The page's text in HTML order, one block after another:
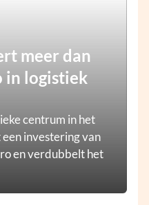
meer dan
in logistiek
centrum in het
investering van
en verdubbelt het